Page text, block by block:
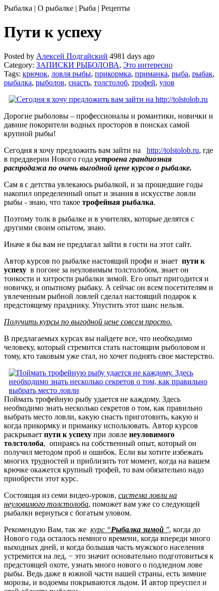
Рыбалка | О рыбалке | Рыба | Рецепты
Пути к успеху
Posted by Алексей Подгайский 4981 days ago
Category: ЗАПИСКИ РЫБОЛОВА, Это интересно
Tags: крючок, ловля рыбы, прикормка, приманка, рыба, рыбак,
рыбалка, рыболов, снасть, толстолоб, трофей, улов
Дорогие рыболовы – профессионалы и романтики, новички и
давние покорители водных просторов в поисках самой
крупной рыбы!
Сегодня я хочу предложить вам зайти на http://tolstolob.ru, где
в преддверии Нового года устроена грандиозная
распродажа по очень выгодной цене курсов о рыбалке.
Сам я с детства увлекаюсь рыбалкой, и за прошедшие годы
накопил определенный опыт и знания в искусстве ловли
рыбы - знаю, что такое трофейная рыбалка.
Поэтому толк в рыбалке и в учителях, которые делятся с
другими своим опытом, знаю.
Иначе я бы вам не предлагал зайти в гости на этот сайт.
Автор курсов по рыбалке настоящий профи и знает пути к
успеху в погоне за неуловимым толстолобом, знает он
тонкости и хитрости рыбалки зимой. Его опыт пригодится и
новичку, и опытному рыбаку. А сейчас он всем посетителям и
увлеченным рыбной ловлей сделал настоящий подарок к
предстоящему празднику. Упустить этот шанс нельзя.
Получить курсы по выгодной цене совсем просто.
В предлагаемых курсах вы найдете все, что необходимо
человеку, который стремится стать настоящим рыболовом и
тому, кто таковым уже стал, но хочет поднять свое мастерство.
Поймать трофейную рыбу удается не каждому. Здесь
необходимо знать несколько секретов о том, как правильно
выбрать место ловли, какую снасть приготовить, какую и
когда прикормку и приманку использовать. Автор курсов
раскрывает пути к успеху при ловле неуловимого
толстолоба, опираясь на собственный опыт, который он
получил методом проб и ошибок. Если вы хотите избежать
многих трудностей и приблизить тот момент, когда на вашем
крючке окажется крупный трофей, то вам обязательно надо
приобрести этот курс.
Состоящая из семи видео-уроков, система ловли на
неуловимого толстолоба, поможет вам уже со следующей
рыбалки вернуться с богатым уловом.
Рекомендую Вам, так же курс “Рыбалка зимой ", когда до
Нового года осталось немного времени, когда впереди много
выходных дней, и когда большая часть мужского населения
устремится на лед, − это значит основательно подготовиться к
предстоящей охоте, узнать много нового о подледном лове
рыбы. Ведь даже в южной части нашей страны, есть зимние
морозы, и водоемы покрываются льдом. И автор преуспел и